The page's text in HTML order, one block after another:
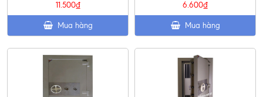
11.500₫
Mua hàng
6.600₫
Mua hàng